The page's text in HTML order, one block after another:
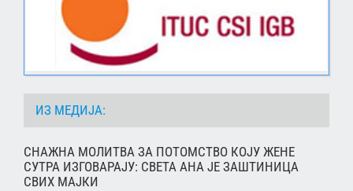
ИЗ МЕДИЈА:
СНАЖНА МОЛИТВА ЗА ПОТОМСТВО КОЈУ ЖЕНЕ
СУТРА ИЗГОВАРАЈУ: СВЕТА АНА ЈЕ ЗАШТИНИЦА
СВИХ МАЈКИ